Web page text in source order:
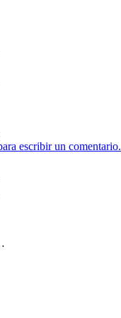
escribir un comentario.